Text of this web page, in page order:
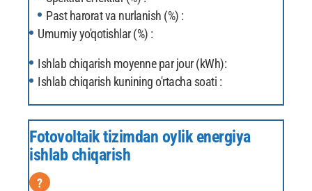
Past harorat va nurlanish (%) :
Umumiy yo'qotishlar (%) :
Ishlab chiqarish moyenne par jour (kWh):
Ishlab chiqarish kunining o'rtacha soati :
Fotovoltaik tizimdan oylik energiya
ishlab chiqarish
?